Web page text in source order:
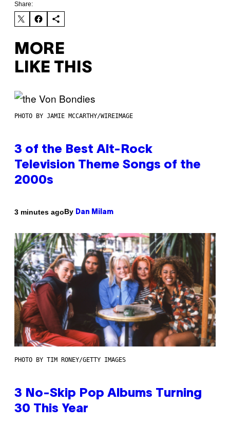
Share:
MORE
LIKE THIS
PHOTO BY JAMIE MCCARTHY/WIREIMAGE
3 of the Best Alt-Rock
Television Theme Songs of the
2000s
3 minutes agoBy Dan Milam
PHOTO BY TIM RONEY/GETTY IMAGES
3 No-Skip Pop Albums Turning
30 This Year